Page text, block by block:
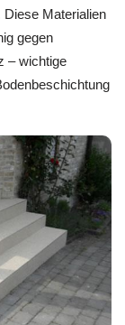
Diese Materialien
gegen
– wichtige